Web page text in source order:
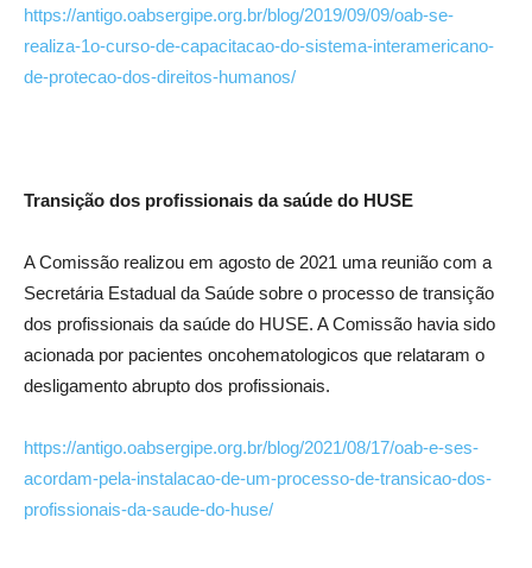
https://antigo.oabsergipe.org.br/blog/2019/09/09/oab-se-
realiza-1o-curso-de-capacitacao-do-sistema-interamericano-
de-protecao-dos-direitos-humanos/
Transição dos profissionais da saúde do HUSE
A Comissão realizou em agosto de 2021 uma reunião com a
Secretária Estadual da Saúde sobre o processo de transição
dos profissionais da saúde do HUSE. A Comissão havia sido
acionada por pacientes oncohematologicos que relataram o
desligamento abrupto dos profissionais.
https://antigo.oabsergipe.org.br/blog/2021/08/17/oab-e-ses-
acordam-pela-instalacao-de-um-processo-de-transicao-dos-
profissionais-da-saude-do-huse/